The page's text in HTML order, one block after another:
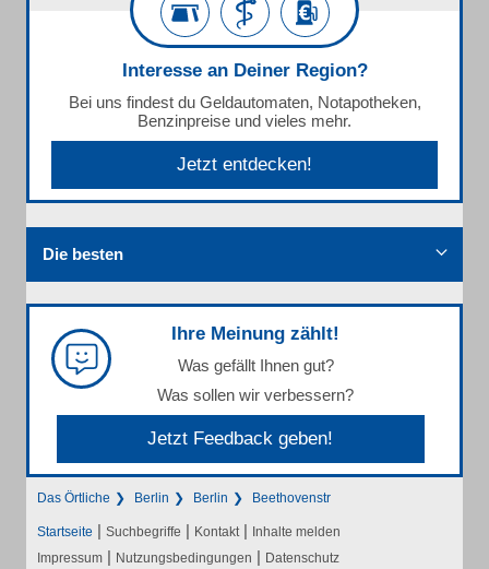
Interesse an Deiner Region?
Bei uns findest du Geldautomaten, Notapotheken,
Benzinpreise und vieles mehr.
Jetzt entdecken!
Die besten
Ihre Meinung zählt!
Was gefällt Ihnen gut?
Was sollen wir verbessern?
Jetzt Feedback geben!
Das Örtliche Berlin Berlin Beethovenstr
Startseite | Suchbegriffe | Kontakt | Inhalte melden
Impressum | Nutzungsbedingungen | Datenschutz